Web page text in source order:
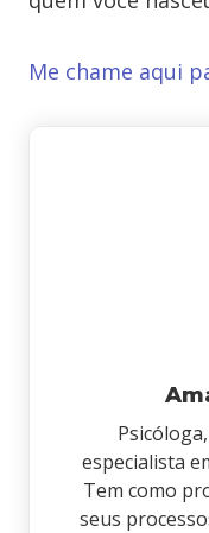
Me chame aqui
especialista
Tem como
seus